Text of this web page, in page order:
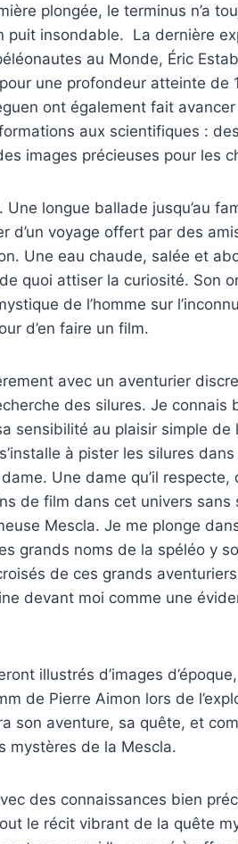
plongée, le terminus n’a
puit insondable. La dernière
au Monde, Éric
une profondeur atteinte de
ont également fait
aux scientifiques :
images précieuses pour les
longue ballade jusqu’au
d’un voyage offert par des
Une eau chaude, salée et
quoi attiser la curiosité. Son
de l’homme sur
d’en faire un film.
avec un aventurier
des silures. Je connais
sensibilité au plaisir simple de
à pister les silures
Une dame qu’il respecte,
de film dans cet univers sans
Mescla. Je me plonge
grands noms de la spéléo y
de ces grands
devant moi comme une
illustrés d’images
de Pierre Aimon lors de
son aventure, sa quête, et
mystères de la Mescla.
des connaissances bien
le récit vibrant de la quête